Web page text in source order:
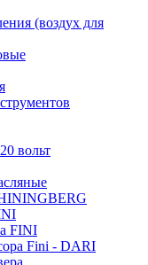
(воздух для
вольт
FINI
Fini - DARI